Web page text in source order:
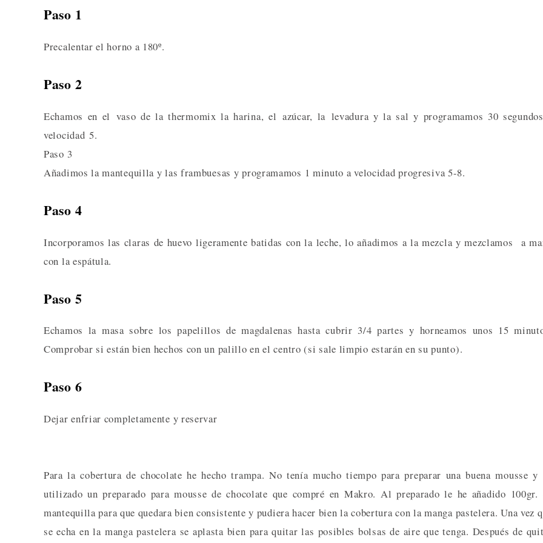
Paso 1
Precalentar el horno a 180º.
Paso 2
Echamos en el vaso de la thermomix la harina, el azúcar, la levadura y la sal y programamos 30
velocidad 5.
Paso 3
Añadimos la mantequilla y las frambuesas y programamos 1 minuto a velocidad progresiva 5-8.
Paso 4
Incorporamos las claras de huevo ligeramente batidas con la leche, lo añadimos a la mezcla y mezclamos a
con la espátula.
Paso 5
Echamos la masa sobre los papelillos de magdalenas hasta cubrir 3/4 partes y horneamos unos 15
Comprobar si están bien hechos con un palillo en el centro (si sale limpio estarán en su punto).
Paso 6
Dejar enfriar completamente y reservar
Para la cobertura de chocolate he hecho trampa. No tenía mucho tiempo para preparar una buena mousse y
utilizado un preparado para mousse de chocolate que compré en Makro. Al preparado le he añadido 100gr.
mantequilla para que quedara bien consistente y pudiera hacer bien la cobertura con la manga pastelera. Una vez
se echa en la manga pastelera se aplasta bien para quitar las posibles bolsas de aire que tenga. Después de